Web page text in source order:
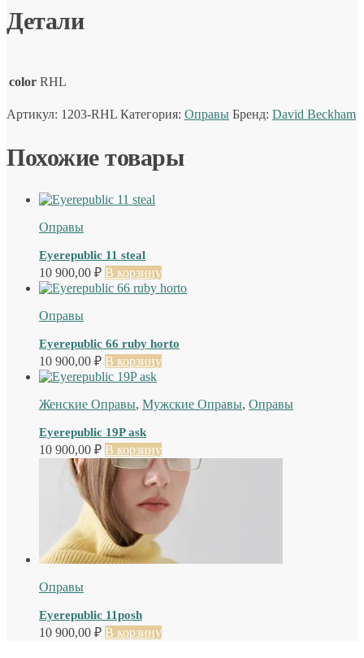
Детали
color RHL
Артикул: 1203-RHL Категория: Оправы Бренд: David Beckham
Похожие товары
Оправы
Eyerepublic 11 steal
10 900,00 ₽ В корзину
Оправы
Eyerepublic 66 ruby horto
10 900,00 ₽ В корзину
Женские Оправы, Мужские Оправы, Оправы
Eyerepublic 19P ask
10 900,00 ₽ В корзину
Оправы
Eyerepublic 11posh
10 900,00 ₽ В корзину